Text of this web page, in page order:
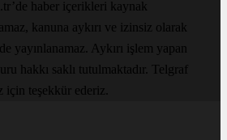
haber içerikleri kaynak
kanuna aykırı ve izinsiz olarak
yayınlanamaz. Aykırı işlem yapan
hakkı saklı tutulmaktadır. Telgraf
için teşekkür ederiz.